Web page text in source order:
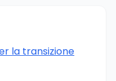
la transizione